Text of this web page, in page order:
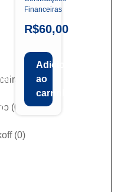
(0
(0)
Financeiras
R$60,00
Adicionar
ao
carrinho